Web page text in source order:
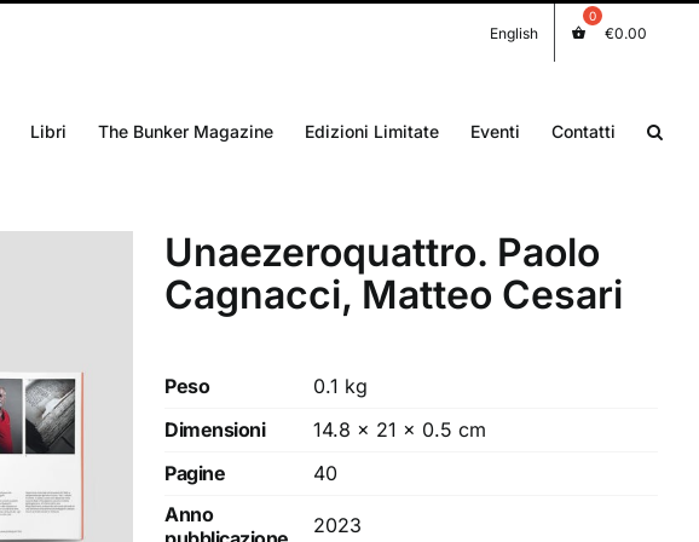
English €0.00
Libri The Bunker Magazine Edizioni Limitate Eventi Contatti
Unaezeroquattro. Paolo
Cagnacci, Matteo Cesari
Peso
0.1 kg
Dimensioni
14.8 × 21 × 0.5 cm
Pagine
40
Anno
2023